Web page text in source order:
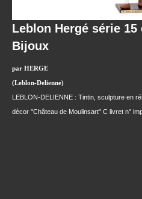
Leblon Hergé série
Bijoux
par HERGE
(Leblon-Delienne)
LEBLON-DELIENNE : Tintin, sculpture en
décor "Château de Moulinsart" C livret n°